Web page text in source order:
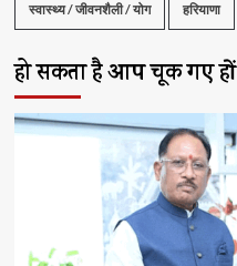
स्वास्थ्य / जीवनशैली / योग हरियाणा
हो सकता है आप चूक गए हों